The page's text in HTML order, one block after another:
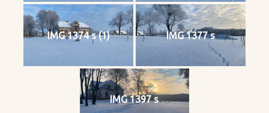
IMG 1374 s (1) IMG 1377 s
IMG 1397 s